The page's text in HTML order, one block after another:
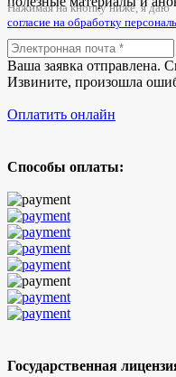
Нажимая на кнопку ниже, я даю
согласие на обработку
Ваша заявка отправлена.
Извините, произошла
Оплатить онлайн
Способы оплаты:
Государственная